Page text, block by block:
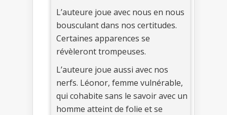
L’auteure joue avec nous en nous
bousculant dans nos certitudes.
Certaines apparences se
révèleront trompeuses.
L’auteure joue aussi avec nos
nerfs. Léonor, femme vulnérable,
qui cohabite sans le savoir avec un
homme atteint de folie et se